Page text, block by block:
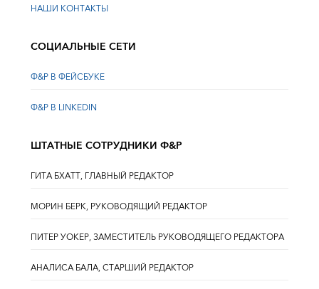
НАШИ КОНТАКТЫ
СОЦИАЛЬНЫЕ СЕТИ
Ф&Р В ФЕЙСБУКЕ
Ф&Р В LINKEDIN
ШТАТНЫЕ СОТРУДНИКИ Ф&Р
ГИТА БХАТТ, ГЛАВНЫЙ РЕДАКТОР
МОРИН БЕРК, РУКОВОДЯЩИЙ РЕДАКТОР
ПИТЕР УОКЕР, ЗАМЕСТИТЕЛЬ РУКОВОДЯЩЕГО РЕДАКТОРА
АНАЛИСА БАЛА, СТАРШИЙ РЕДАКТОР